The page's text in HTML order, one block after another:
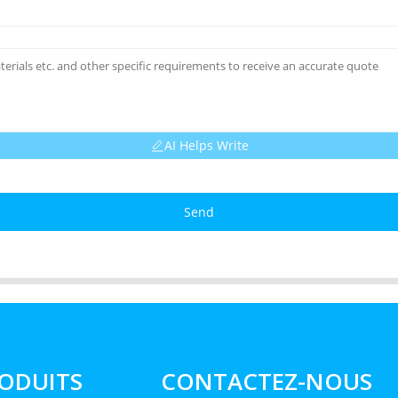
AI Helps Write
Send
CONTACTEZ-NOUS